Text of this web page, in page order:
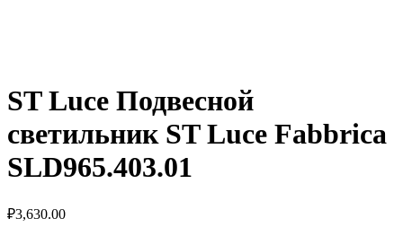
ST Luce Подвесной
светильник ST Luce Fabbrica
SLD965.403.01
₽3,630.00